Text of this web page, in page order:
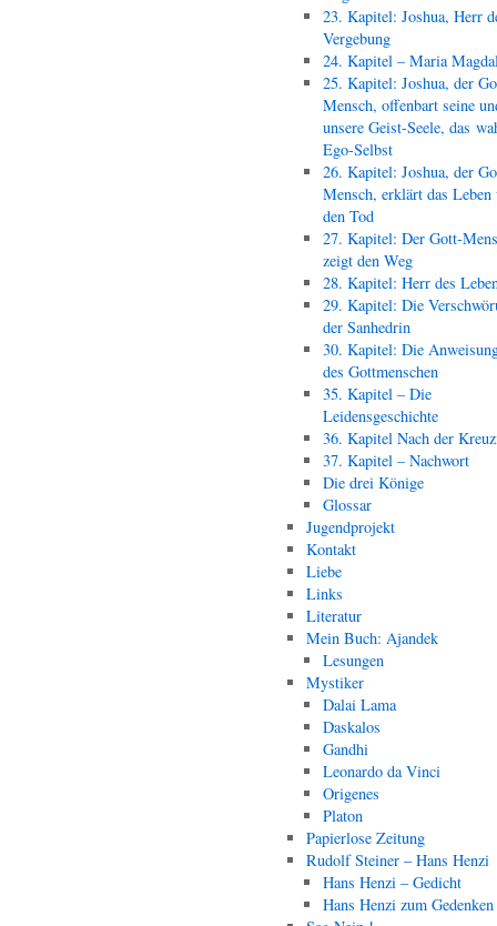
23. Kapitel: Joshua, Herr
Vergebung
24. Kapitel – Maria
25. Kapitel: Joshua, der
Mensch, offenbart seine
unsere Geist-Seele, das
Ego-Selbst
26. Kapitel: Joshua, der
Mensch, erklärt das Leben
den Tod
27. Kapitel: Der Gott-
zeigt den Weg
28. Kapitel: Herr des
29. Kapitel: Die
der Sanhedrin
30. Kapitel: Die
des Gottmenschen
35. Kapitel – Die
Leidensgeschichte
36. Kapitel Nach der
37. Kapitel – Nachwort
Die drei Könige
Glossar
Jugendprojekt
Kontakt
Liebe
Links
Literatur
Mein Buch: Ajandek
Lesungen
Mystiker
Dalai Lama
Daskalos
Gandhi
Leonardo da Vinci
Origenes
Platon
Papierlose Zeitung
Rudolf Steiner – Hans Henzi
Hans Henzi – Gedicht
Hans Henzi zum Gedenken